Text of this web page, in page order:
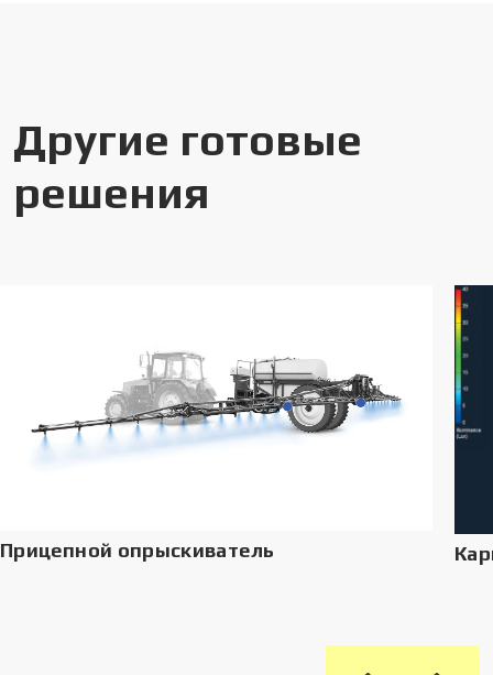
Другие готовые
решения
Прицепной опрыскиватель